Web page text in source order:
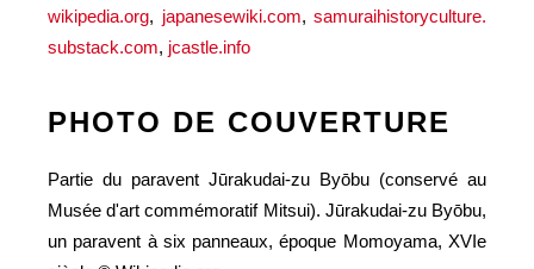
wikipedia.org, japanesewiki.com, samuraihistoryculture.
substack.com, jcastle.info
PHOTO DE COUVERTURE
Partie du paravent Jūrakudai-zu Byōbu (conservé au
Musée d'art commémoratif Mitsui). Jūrakudai-zu Byōbu,
un paravent à six panneaux, époque Momoyama, XVIe